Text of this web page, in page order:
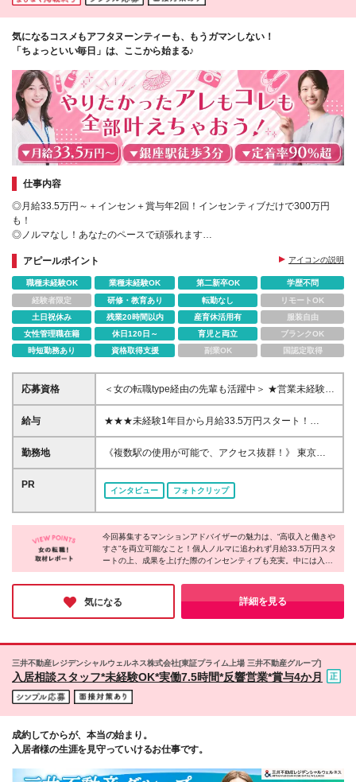
りません。
気になるコスメもアフタヌーンティーも、もうガマンしない！
「ちょっといい毎日」は、ここから始まる♪
仕事内容
◎月給33.5万円～＋インセン＋賞与年2回！インセンティブだけで300万円
も！
◎ノルマなし！あなたのペースで頑張れます
◎年間休日125日とプライベートも充実
アピールポイント アイコンの説明
職種未経験OK 業種未経験OK 第二新卒OK
学歴不問
経験者限定
研修・教育あり 転勤なし
リモートOK
土日祝休み
残業20時間以内 産育休活用有
服装自由
女性管理職在籍
休日120日～ 育児と両立
ブランクOK
時短勤務あり
資格取得支援 副業OK 国認定取得
応募資格
＜女の転職type経由の先輩も活躍中＞ ★営業未経験者
／業界未経験も大歓迎！ ★学歴不問 ★第二新卒歓迎
／正社員デビューOK ▽こんな方はぜひご応募くださ
かり稼いで自分にご褒美をあげたい ◎仲間と一緒に
楽しく仕事がしたい ◎お話好きを活かしたい
給与
★★★未経験1年目から月給33.5万円スタート！
★★★ 月5万円以上ベースアップしました！ 月給33.5
万円～＋インセンティブ＋賞与年2回 ※経験・能力な
月給額にはキャリア支援手当【35,000円】、営業手当
社員が1件30万円以上のインセンティブをゲット！ ★
入社1年目からインセンティブだけで年300万円以上
を獲得している方も！ ★入社から1〜3年目で年収
勤務地
《複数駅の使用が可能で、アクセス抜群！》 東京都
中央区銀座1−8−14 銀座YOMIKOビル5.6.9F ★中央
通りに面したきれいなオフィスビル！ ★ランチや、
仕事帰りのショッピングにとっても便利♪ (変更の範
囲)上記を除く当社関連勤務地
PR
インタビュー フォトクリップ
今回募集するマンションアドバイザーの魅力は、“高収入と働きや
すさ”を両立可能なこと！個人ノルマに追われず月給33.5万円スタ
ートの上、成果を上げた際のインセンティブも充実。中には入社
1年目で300万円以上を獲得した方もいるのだとか！勤務地は銀座
の一等地なので、休み時間もお仕事終わりのプライベートも楽し
めること間違いなし♪人柄重視の採用を行っているとのことなの
で、ぜひチャレンジしてみてはいかがでしょうか？
気になる 詳細を見る
三井不動産レジデンシャルウェルネス株式会社[東証プライム上場 三井不動産グループ]
入居相談スタッフ*未経験OK*実働7.5時間*反響営業*賞与4か月
成約してからが、本当の始まり。
入居者様の生涯を見守っていけるお仕事です。